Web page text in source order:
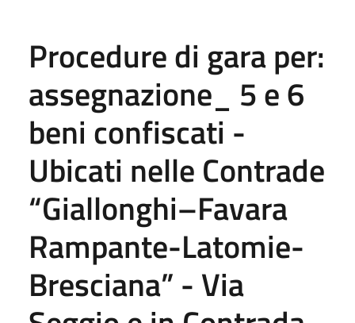
Procedure di gara per:
assegnazione_ 5 e 6
beni confiscati -
Ubicati nelle Contrade
“Giallonghi–Favara
Rampante-Latomie-
Bresciana” - Via